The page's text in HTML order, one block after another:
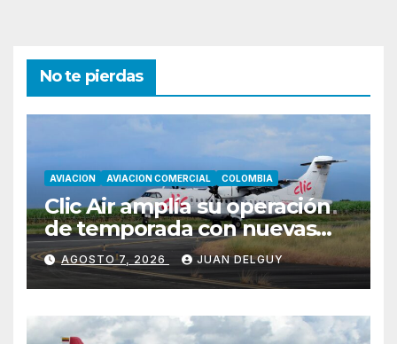
No te pierdas
AVIACION AVIACION COMERCIAL COLOMBIA
Clic Air amplía su operación
de temporada con nuevas
rutas hacia Cartagena y Tolú
AGOSTO 7, 2026 JUAN DELGUY